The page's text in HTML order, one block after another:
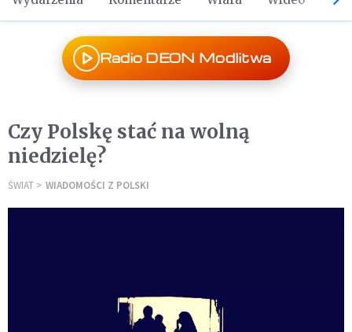
Radio DEON Modlitwa
Czy Polskę stać na wolną
niedzielę?
ŚWIAT WIADOMOŚCI Z POLSKI